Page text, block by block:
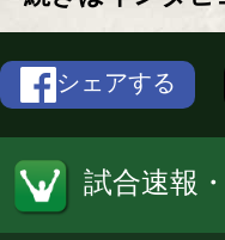
シェアする
試合速報